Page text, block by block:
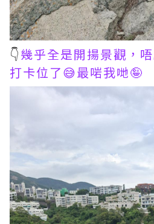
👇幾乎全是開揚景觀，
打卡位了😅最啱我哋🤪